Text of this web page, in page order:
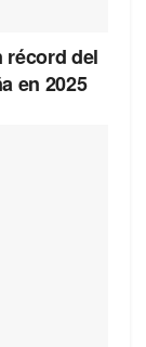
récord del
en 2025